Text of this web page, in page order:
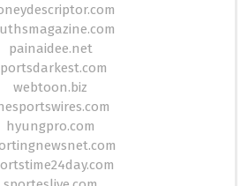
painaidee.net
webtoon.biz
hyungpro.com